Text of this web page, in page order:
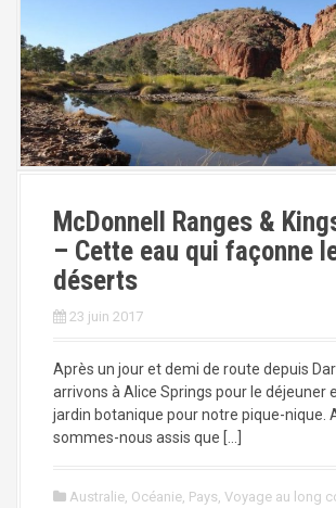
McDonnell Ranges &
– Cette eau qui façonne
déserts
23 juin 2017
Après un jour et demi de route depuis
arrivons à Alice Springs pour le déjeuner
jardin botanique pour notre pique-nique.
sommes-nous assis que […]
Australie, Océanie, Pays, Voyage au long